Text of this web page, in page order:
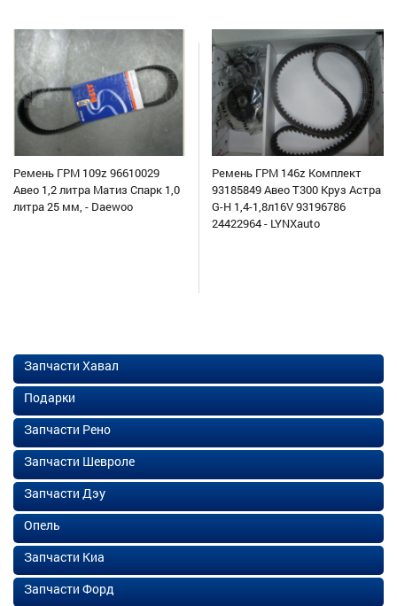
Ремень ГРМ 109z 96610029
Авео 1,2 литра Матиз Спарк 1,0
литра 25 мм, - Daewoo
Ремень ГРМ 146z Комплект
93185849 Авео Т300 Круз Астра
G-H 1,4-1,8л16V 93196786
24422964 - LYNXauto
Запчасти Хавал
Подарки
Запчасти Рено
Запчасти Шевроле
Запчасти Дэу
Опель
Запчасти Киа
Запчасти Форд